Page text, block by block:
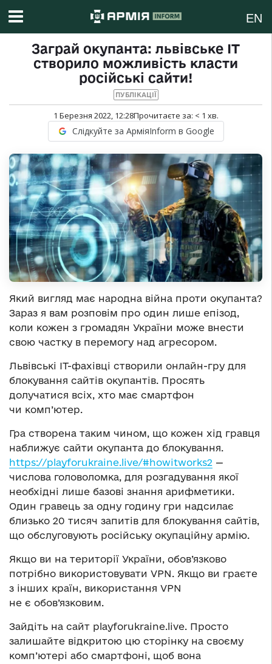
EN
Заграй окупанта: львівське IT
створило можливість класти
російські сайти!
ПУБЛІКАЦІЇ
1 Березня 2022, 12:28Прочитаєте за: < 1 хв.
Слідкуйте за АрміяInform в Google
Який вигляд має народна війна проти окупанта?
Зараз я вам розповім про один лише епізод,
коли кожен з громадян України може внести
свою частку в перемогу над агресором.
Львівські ІТ-фахівці створили онлайн-гру для
блокування сайтів окупантів. Просять
долучатися всіх, хто має смартфон
чи комп’ютер.
Гра створена таким чином, що кожен хід гравця
наближує сайти окупанта до блокування.
https://playforukraine.live/#howitworks2 —
числова головоломка, для розгадування якої
необхідні лише базові знання арифметики.
Один гравець за одну годину гри надсилає
близько 20 тисяч запитів для блокування сайтів,
що обслуговують російську окупаційну армію.
Якщо ви на території України, обов’язково
потрібно використовувати VPN. Якщо ви граєте
з інших країн, використання VPN
не є обов’язковим.
Зайдіть на сайт playforukraine.live. Просто
залишайте відкритою цю сторінку на своєму
комп’ютері або смартфоні, щоб вона